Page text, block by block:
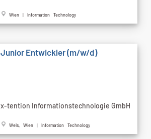
Wien | Information Technology
Junior Entwickler (m/w/d)
x-tention Informationstechnologie GmbH
Wels, Wien | Information Technology